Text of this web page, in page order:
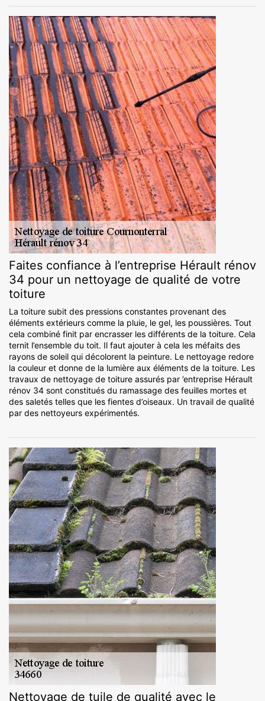
Faites confiance à l’entreprise Hérault rénov
34 pour un nettoyage de qualité de votre
toiture
La toiture subit des pressions constantes provenant des
éléments extérieurs comme la pluie, le gel, les poussières. Tout
cela combiné finit par encrasser les différents de la toiture. Cela
ternit l’ensemble du toit. Il faut ajouter à cela les méfaits des
rayons de soleil qui décolorent la peinture. Le nettoyage redore
la couleur et donne de la lumière aux éléments de la toiture. Les
travaux de nettoyage de toiture assurés par ’entreprise Hérault
rénov 34 sont constitués du ramassage des feuilles mortes et
des saletés telles que les fientes d’oiseaux. Un travail de qualité
par des nettoyeurs expérimentés.
Nettoyage de tuile de qualité avec le